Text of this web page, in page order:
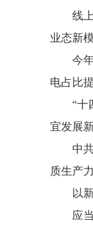
线
业态新
今
电占比
“十
宜发展
中
质生产
以
应